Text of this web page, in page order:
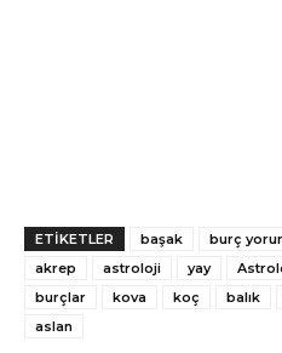
ETİKETLER başak burç
akrep
astroloji yay
burçlar
kova koç balık
aslan